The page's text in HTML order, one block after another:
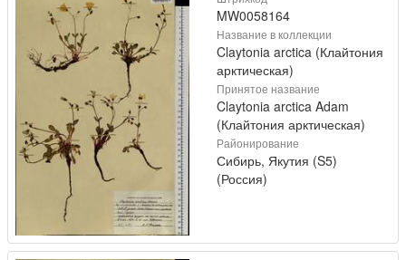
MW0058164
Название в коллекции
Claytonia arctica (Клайтония
арктическая)
Принятое название
Claytonia arctica Adam
(Клайтония арктическая)
Районирование
Сибирь, Якутия (S5)
(Россия)